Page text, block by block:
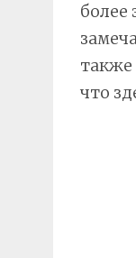
более
также
что